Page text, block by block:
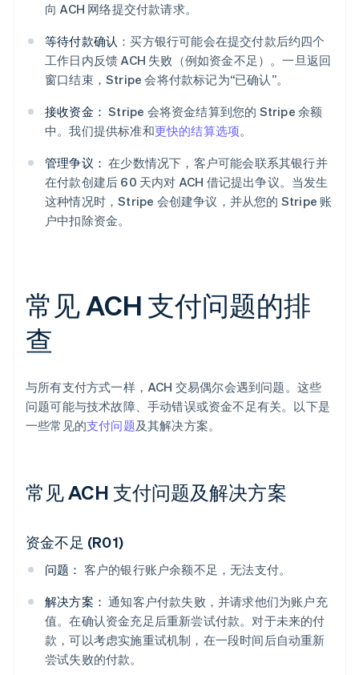
向 ACH 网络提交付款请求。
等待付款确认 ：买方银行可能会在提交付款后约四个
工作日内反馈 ACH 失败（例如资金不足）。一旦返回
窗口结束，Stripe 会将付款标记为“已确认”。
接收资金： Stripe 会将资金结算到您的 Stripe 余额
中。我们提供标准和更快的结算选项。
管理争议： 在少数情况下，客户可能会联系其银行并
在付款创建后 60 天内对 ACH 借记提出争议。当发生
这种情况时，Stripe 会创建争议，并从您的 Stripe 账
户中扣除资金。
常见 ACH 支付问题的排
查
与所有支付方式一样，ACH 交易偶尔会遇到问题。这些
问题可能与技术故障、手动错误或资金不足有关。以下是
一些常见的支付问题及其解决方案。
常见 ACH 支付问题及解决方案
资金不足 (R01)
问题： 客户的银行账户余额不足，无法支付。
解决方案： 通知客户付款失败，并请求他们为账户充
值。在确认资金充足后重新尝试付款。对于未来的付
款，可以考虑实施重试机制，在一段时间后自动重新
尝试失败的付款。